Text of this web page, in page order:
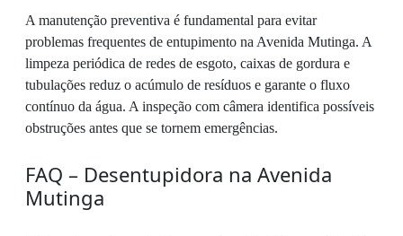
A manutenção preventiva é fundamental para evitar
problemas frequentes de entupimento na Avenida Mutinga. A
limpeza periódica de redes de esgoto, caixas de gordura e
tubulações reduz o acúmulo de resíduos e garante o fluxo
contínuo da água. A inspeção com câmera identifica possíveis
obstruções antes que se tornem emergências.
FAQ – Desentupidora na Avenida
Mutinga